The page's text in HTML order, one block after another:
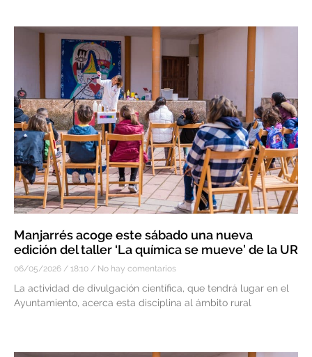
Manjarrés acoge este sábado una nueva
edición del taller ‘La química se mueve’ de la UR
06/05/2026 18:10 No hay comentarios
La actividad de divulgación científica, que tendrá lugar en el
Ayuntamiento, acerca esta disciplina al ámbito rural